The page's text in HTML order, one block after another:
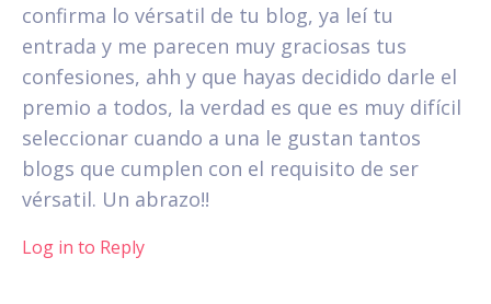
confirma lo vérsatil de tu blog, ya leí tu
entrada y me parecen muy graciosas tus
confesiones, ahh y que hayas decidido darle el
premio a todos, la verdad es que es muy difícil
seleccionar cuando a una le gustan tantos
blogs que cumplen con el requisito de ser
vérsatil. Un abrazo!!
Log in to Reply